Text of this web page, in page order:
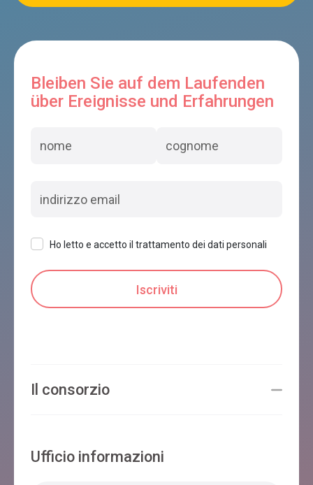
Bleiben Sie auf dem Laufenden
über Ereignisse und Erfahrungen
Ho letto e accetto il trattamento dei dati personali
Il consorzio
Ufficio informazioni